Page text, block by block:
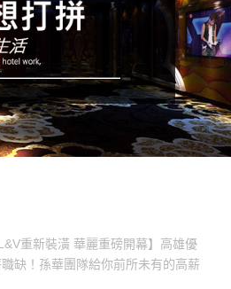
重新裝潢 華麗重磅開幕】高雄優
缺！孫華團隊給你前所未有的高薪